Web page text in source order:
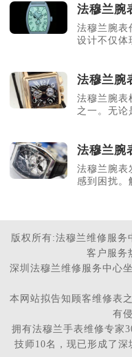
法穆兰腕
法穆兰腕表
设计不仅体
法穆兰腕
法穆兰腕表
之一。无论
法穆兰腕
法穆兰腕表
感到困扰。
版权所有:法穆兰维修服
客户服务
深圳法穆兰维修服务中心
本网站拟告知顾客维修表
有
拥有法穆兰手表维修专家
技师10名，现已形成了深